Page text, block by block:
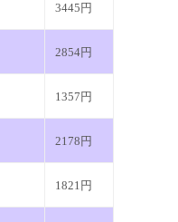
3445円
2854円
1357円
2178円
1821円